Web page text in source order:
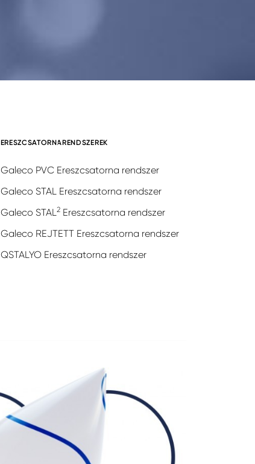
ERESZCSATORNARENDSZEREK
Galeco PVC Ereszcsatorna rendszer
Galeco STAL Ereszcsatorna rendszer
Galeco STAL2Ereszcsatorna rendszer
Galeco REJTETT Ereszcsatorna rendszer
QSTALYO Ereszcsatorna rendszer